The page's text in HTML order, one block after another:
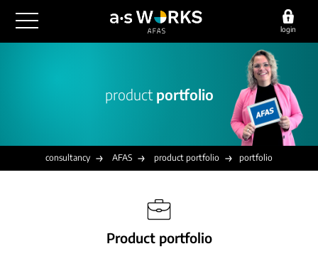
login
financiële administratie
juridische zaken
detachering
finance
implementatie
functioneel beheer
overige diensten
werving & selectie
outsourcing
product portfolio
consultancy AFAS product portfolio portfolio
Product portfolio